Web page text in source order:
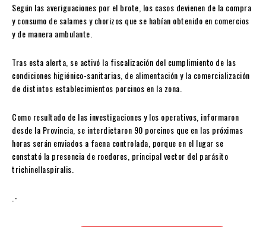
Según las averiguaciones por el brote, los casos devienen de la compra
y consumo de salames y chorizos que se habían obtenido en comercios
y de manera ambulante.
Tras esta alerta, se activó la fiscalización del cumplimiento de las
condiciones higiénico-sanitarias, de alimentación y la comercialización
de distintos establecimientos porcinos en la zona.
Como resultado de las investigaciones y los operativos, informaron
desde la Provincia, se interdictaron 90 porcinos que en las próximas
horas serán enviados a faena controlada, porque en el lugar se
constató la presencia de roedores, principal vector del parásito
trichinellaspiralis.
.-